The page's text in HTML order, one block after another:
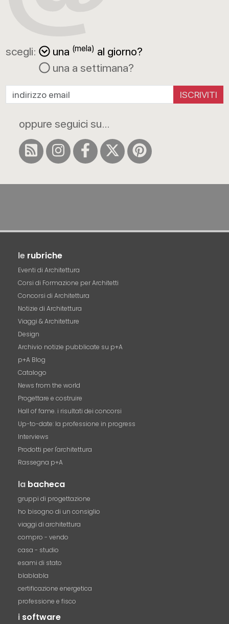
scegli: una (mela) al giorno?
una a settimana?
ISCRIVITI
oppure seguici su...
le rubriche
Eventi di Architettura
Corsi di Formazione per Architetti
Concorsi di Architettura
Notizie di Architettura
Viaggi & Architetture
Design
Archivio notizie pubblicate su p+A
p+A Blog
Catalogo
News from the world
Progettare e costruire
Hall of fame. i risultati dei concorsi
Up-to-date: la professione in progress
Interviews
Prodotti per l'architettura
Rassegna p+A
la bacheca
gruppi di progettazione
ho bisogno di un consiglio
viaggi di architettura
compro - vendo
casa - studio
esami di stato
blablabla
certificazione energetica
professione e fisco
i software